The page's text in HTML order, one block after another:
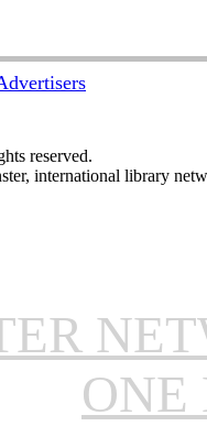
reserved.
international library
ONE